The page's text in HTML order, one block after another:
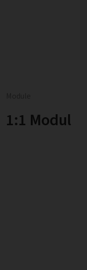
1:1 Modul